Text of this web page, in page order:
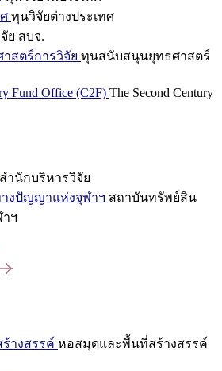
ทุนวิจัยต่างประเทศ
ย สบจ.
สตร์การวิจัย ทุนสนับสนุนยุทธศาสตร์
Fund Office (C2F) The Second Century
สำนักบริหารวิจัย
งปัญญาแห่งจุฬาฯ สถาบันทรัพย์สิน
ฯ
างสรรค์ หอสมุดและพื้นที่สร้างสรรค์